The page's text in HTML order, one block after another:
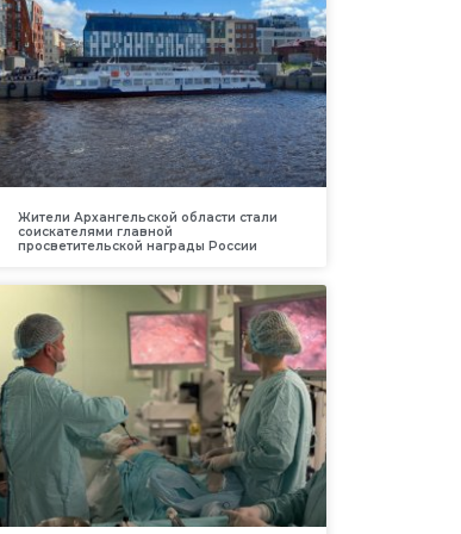
Жители Архангельской области стали
соискателями главной
просветительской награды России